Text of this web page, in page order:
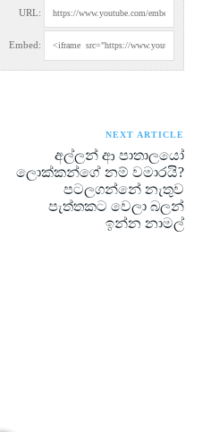
URL:
Embed:
NEXT ARTICLE
අල්ලන් ආ පාතාලයෝ
ලොක්කන්ගේ නම් වමාරයි?
පටලගන්නේ නැතුව
පැත්තකට වෙලා බලන්
ඉන්න නාමල්